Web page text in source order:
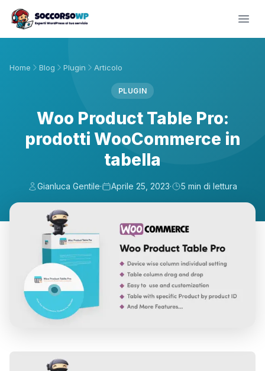
Home Blog Plugin Articolo
PLUGIN
Woo Product Table Pro:
prodotti WooCommerce in
tabella
Gianluca Gentile· Aprile 25, 2023· 5 min di lettura